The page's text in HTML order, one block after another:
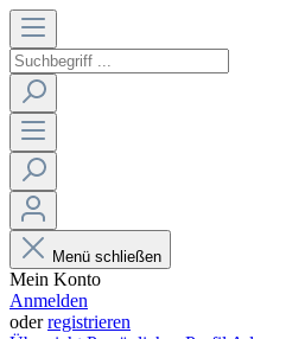
Menü schließen
Mein Konto
Anmelden
oderregistrieren